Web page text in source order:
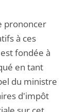
prononcer
à ces
fondée à
en tant
du ministre
d'impôt